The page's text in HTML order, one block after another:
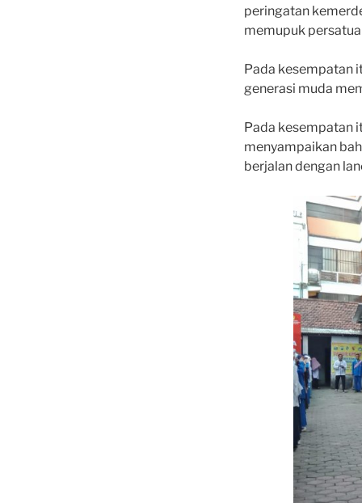
peringatan
memupuk
Pada kesempatan
generasi muda
Pada kesempatan
menyampaikan
berjalan dengan